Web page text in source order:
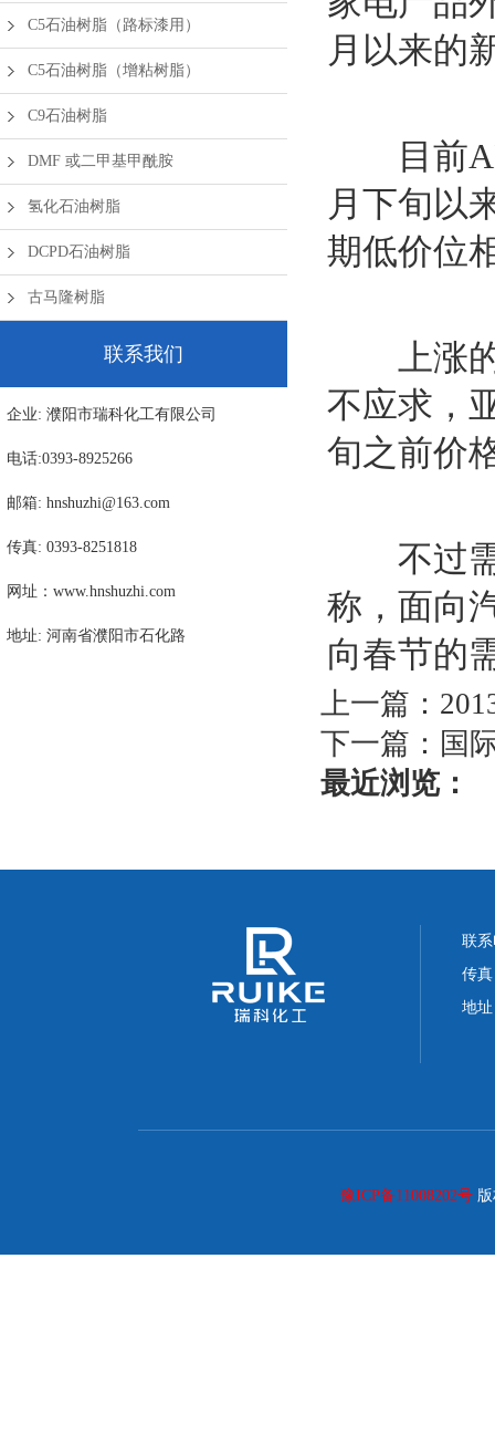
C5石油树脂（路标漆用）
C5石油树脂（增粘树脂）
C9石油树脂
DMF 或二甲基甲酰胺
氢化石油树脂
DCPD石油树脂
古马隆树脂
联系我们
企业: 濮阳市瑞科化工有限公司
电话:0393-8925266
邮箱: hnshuzhi@163.com
传真: 0393-8251818
网址：www.hnshuzhi.com
地址: 河南省濮阳市石化路
月以来的
目前
月下旬以
期低价位
上涨的
不应求，
旬之前价
不过需
称，面向
向春节的
上一篇：
下一篇： 国
最近浏览：
联
传
地
豫ICP备11008202号版